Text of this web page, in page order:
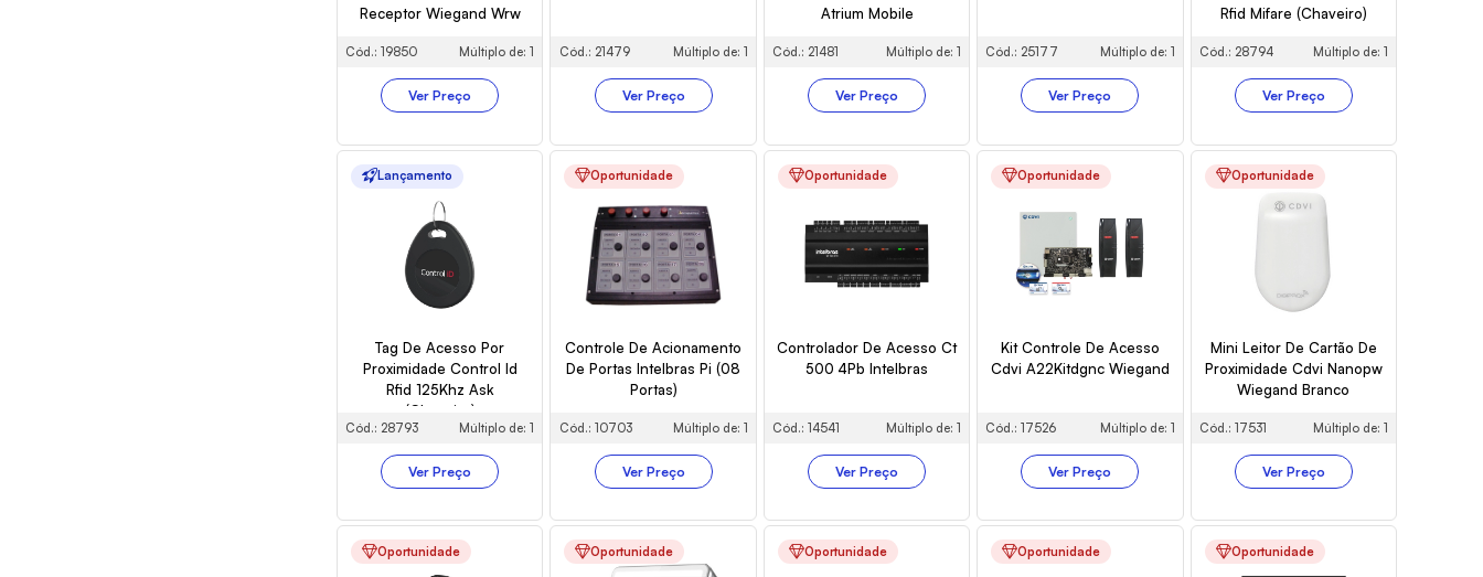
Receptor Wiegand Wrw
Cód.: 19850 Múltiplo de: 1
Ver Preço
Cód.: 21479 Múltiplo de: 1
Ver Preço
Atrium Mobile
Cód.: 21481 Múltiplo de: 1
Ver Preço
Cód.: 25177 Múltiplo de: 1
Ver Preço
Rfid Mifare (Chaveiro)
Cód.: 28794 Múltiplo de: 1
Ver Preço
Lançamento
Tag De Acesso Por
Proximidade Control Id
Rfid 125Khz Ask
(Chaveiro)
Cód.: 28793 Múltiplo de: 1
Ver Preço
Oportunidade
Controle De Acionamento
De Portas Intelbras Pi (08
Portas)
Cód.: 10703 Múltiplo de: 1
Ver Preço
Oportunidade
Controlador De Acesso Ct
500 4Pb Intelbras
Cód.: 14541 Múltiplo de: 1
Ver Preço
Oportunidade
Kit Controle De Acesso
Cdvi A22Kitdgnc Wiegand
Cód.: 17526 Múltiplo de: 1
Ver Preço
Oportunidade
Mini Leitor De Cartão De
Proximidade Cdvi Nanopw
Wiegand Branco
Cód.: 17531 Múltiplo de: 1
Ver Preço
Oportunidade Oportunidade Oportunidade Oportunidade Oportunidade